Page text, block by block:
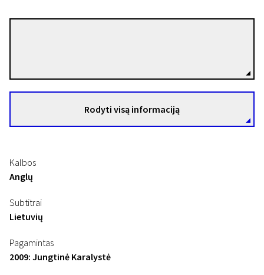
Trumpametražių filmų programa „Europos kino akademijos nominantai ir laureatai
14
Rodyti visą informaciją
Kalbos
Anglų
Subtitrai
Lietuvių
Pagamintas
2009: Jungtinė Karalystė